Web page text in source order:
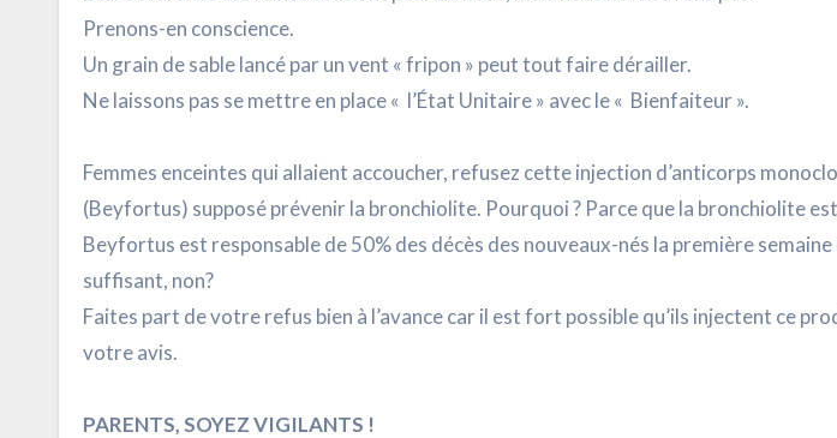
Prenons-en conscience.
Un grain de sable lancé par un vent « fripon » peut tout faire dérailler.
Ne laissons pas se mettre en place « l’État Unitaire » avec le « Bienfaiteur ».
Femmes enceintes qui allaient accoucher, refusez cette injection d’anticorps
(Beyfortus) supposé prévenir la bronchiolite. Pourquoi ? Parce que la bronchiolite
Beyfortus est responsable de 50% des décès des nouveaux-nés la première semaine
suffisant, non?
Faites part de votre refus bien à l’avance car il est fort possible qu’ils injectent ce
votre avis.
PARENTS, SOYEZ VIGILANTS !